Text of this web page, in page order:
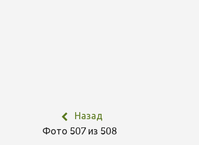
Назад
Фото 507 из 508